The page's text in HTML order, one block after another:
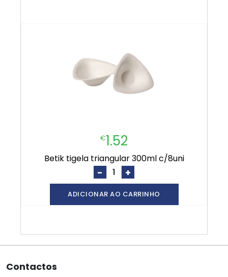
€1.52
betik tigela triangular 300ml c/8uni
- +
ADICIONAR AO CARRINHO
Contactos